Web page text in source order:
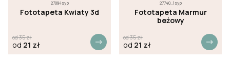
27094syp
Fototapeta Kwiaty 3d
od35zł
od 21 zł
27740_1syp
Fototapeta Marmur
beżowy
od35zł
od 21 zł